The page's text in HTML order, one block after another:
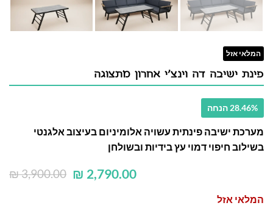
המלאי אזל
פינת ישיבה דה וינצ'י אחרון מתצוגה
28.46% הנחה
מערכת ישיבה פינתית עשויה אלומיניום בעיצוב אלגנטי
בשילוב חיפוי דמוי עץ בידיות ובשולחן
₪3,900.00 ₪ 2,790.00
המלאי אזל